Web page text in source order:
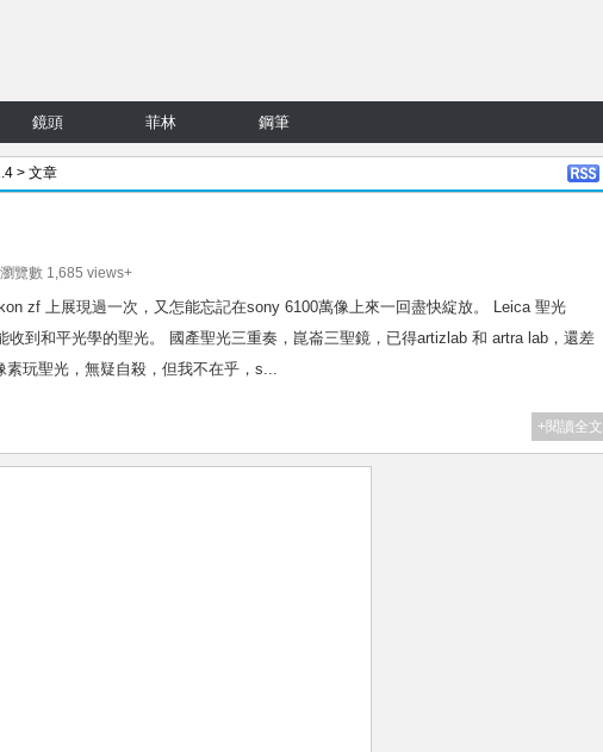
鏡頭 菲林 鋼筆
> 文章
瀏覽數 1,685 views+
zf 上展現過一次，又怎能忘記在sony 6100萬像上來一回盡快綻放。 Leica 聖光
到和平光學的聖光。 國產聖光三重奏，崑崙三聖鏡，已得artizlab 和 artra lab，還差
玩聖光，無疑自殺，但我不在乎，s...
+閱讀全文